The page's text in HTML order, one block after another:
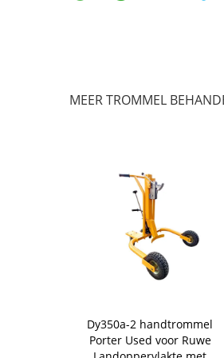
MEER TROMMEL
Dy350a-2 handtrommel
Porter Used voor Ruwe